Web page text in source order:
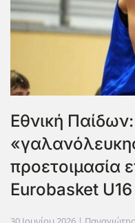
Εθνική
προετοιμασία
Eurobasket U16